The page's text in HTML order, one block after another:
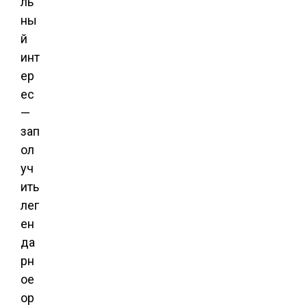
ны
й
инт
ер
ес
—
зап
ол
уч
ить
лег
ен
да
рн
ое
ор